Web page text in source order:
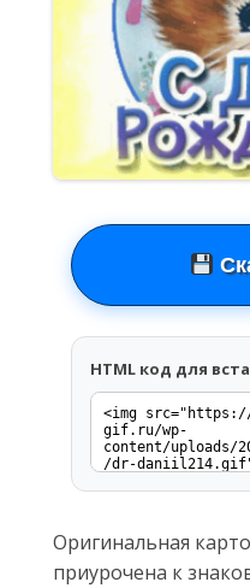
HTML код для
Оригинальная
приурочена к